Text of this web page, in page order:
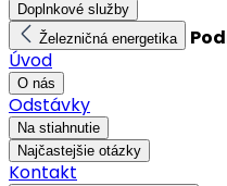
Doplnkové služby
Železničná energetika
Úvod
O nás
Odstávky
Na stiahnutie
Najčastejšie otázky
Kontakt